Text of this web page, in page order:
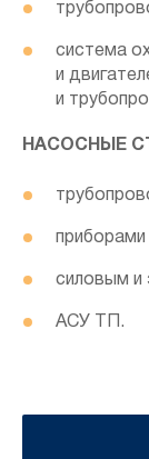
система
и
и
НАСОСНЫЕ
силовым и
АСУ ТП.